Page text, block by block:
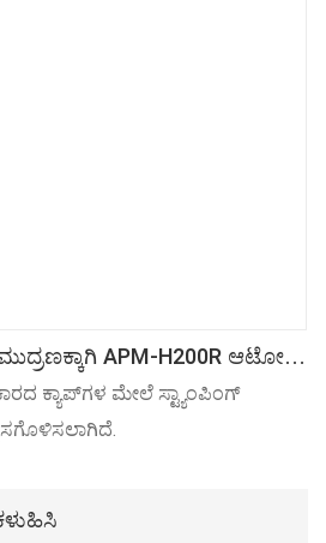
APM-H200R ಆಟೋ
ಕ್ಯಾಪ್‌ಗಳ ಮೇಲೆ ಸ್ಟ್ಯಾಂಪಿಂಗ್